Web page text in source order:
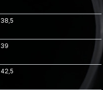
38,5
39
42,5